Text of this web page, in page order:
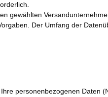
gewählten
Der Umfang der
personenbezogenen